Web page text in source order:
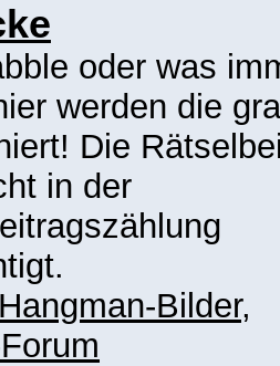
oder was
werden die
Die
in der
Hangman-Bilder,